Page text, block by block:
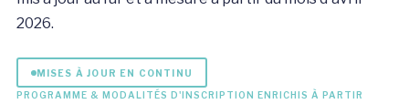
2026.
MISES À JOUR EN CONTINU
PROGRAMME & MODALITÉS D'INSCRIPTION ENRICHIS À PARTIR